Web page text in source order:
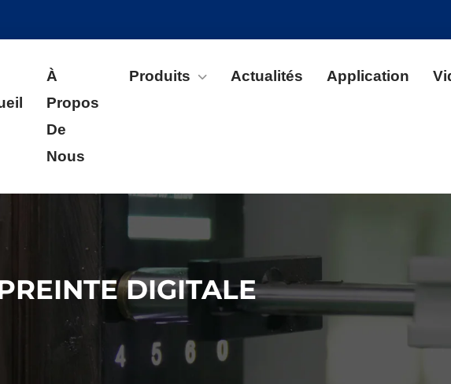
À
Propos
De
Nous
Produits Actualités Application
DIGITALE